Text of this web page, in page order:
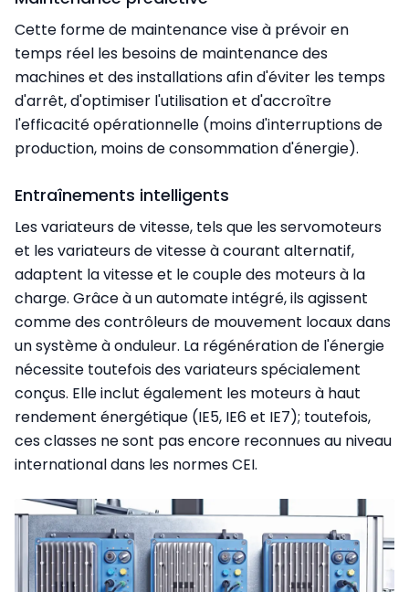
Cette forme de maintenance vise à prévoir en
temps réel les besoins de maintenance des
machines et des installations afin d'éviter les temps
d'arrêt, d'optimiser l'utilisation et d'accroître
l'efficacité opérationnelle (moins d'interruptions de
production, moins de consommation d'énergie).
Entraînements intelligents
Les variateurs de vitesse, tels que les servomoteurs
et les variateurs de vitesse à courant alternatif,
adaptent la vitesse et le couple des moteurs à la
charge. Grâce à un automate intégré, ils agissent
comme des contrôleurs de mouvement locaux dans
un système à onduleur. La régénération de l'énergie
nécessite toutefois des variateurs spécialement
conçus. Elle inclut également les moteurs à haut
rendement énergétique (IE5, IE6 et IE7); toutefois,
ces classes ne sont pas encore reconnues au niveau
international dans les normes CEI.